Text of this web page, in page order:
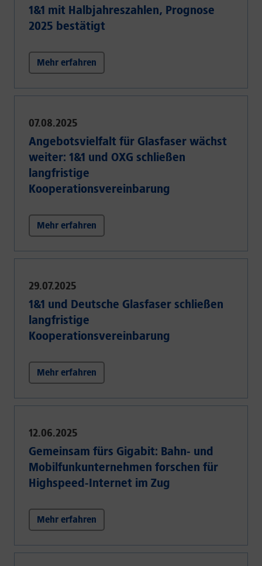
1&1 mit Halbjahreszahlen, Prognose
2025 bestätigt
Mehr erfahren
07.08.2025
Angebotsvielfalt für Glasfaser wächst
weiter: 1&1 und OXG schließen
langfristige
Kooperationsvereinbarung
Mehr erfahren
29.07.2025
1&1 und Deutsche Glasfaser schließen
langfristige
Kooperationsvereinbarung
Mehr erfahren
12.06.2025
Gemeinsam fürs Gigabit: Bahn- und
Mobilfunkunternehmen forschen für
Highspeed-Internet im Zug
Mehr erfahren